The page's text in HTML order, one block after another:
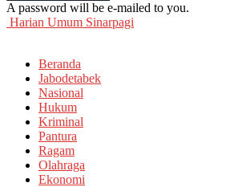
A password will be e-mailed to you.
Harian Umum Sinarpagi
Beranda
Jabodetabek
Nasional
Hukum
Kriminal
Pantura
Ragam
Olahraga
Ekonomi